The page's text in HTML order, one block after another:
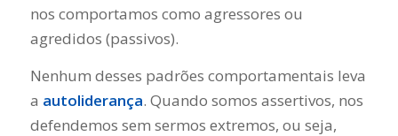
nos comportamos como agressores ou
agredidos (passivos).
Nenhum desses padrões comportamentais leva
a autoliderança. Quando somos assertivos, nos
defendemos sem sermos extremos, ou seja,